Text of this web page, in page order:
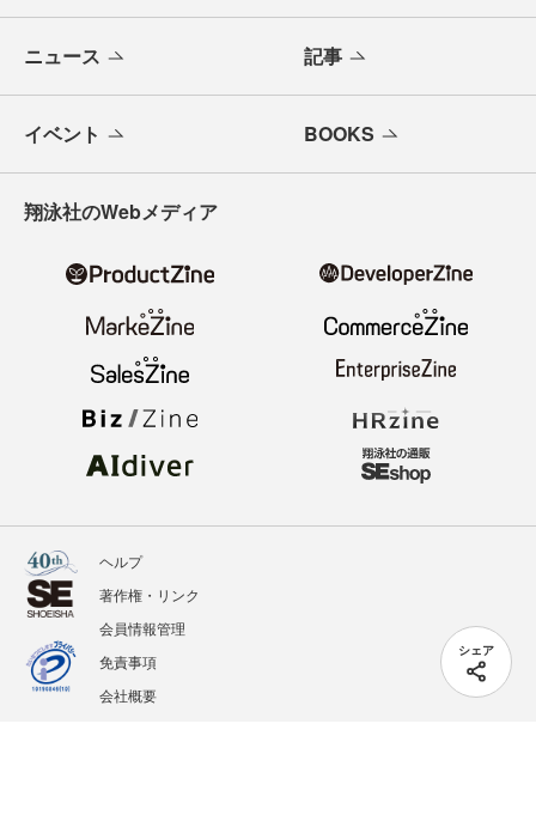
シェア
ニュース 記事
イベント BOOKS
翔泳社のWebメディア
ヘルプ
著作権・リンク
会員情報管理
免責事項
会社概要